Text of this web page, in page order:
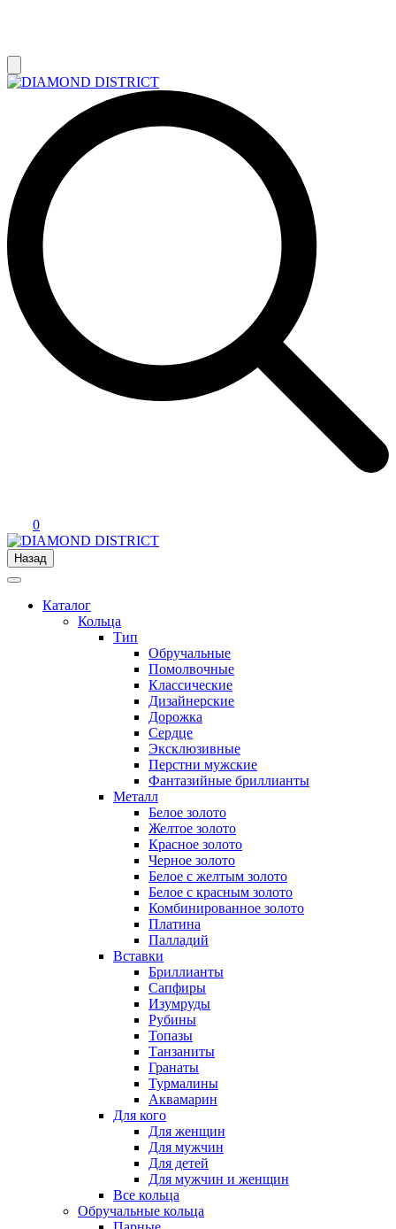
0
Назад
Каталог
Кольца
Тип
Обручальные
Помолвочные
Классические
Дизайнерские
Дорожка
Сердце
Эксклюзивные
Перстни мужские
Фантазийные бриллианты
Металл
Белое золото
Желтое золото
Красное золото
Черное золото
Белое с желтым золото
Белое с красным золото
Комбинированное золото
Платина
Палладий
Вставки
Бриллианты
Сапфиры
Изумруды
Рубины
Топазы
Танзаниты
Гранаты
Турмалины
Аквамарин
Для кого
Для женщин
Для мужчин
Для детей
Для мужчин и женщин
Все кольца
Обручальные кольца